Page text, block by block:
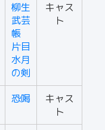
柳生
武芸
帳
片目
水月
の剣
キャス
ト
恐喝
キャス
ト